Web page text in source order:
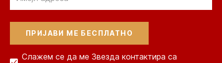
Слажем се да ме Звезда контактира са